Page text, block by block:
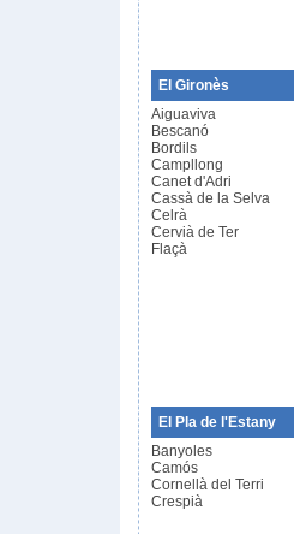
El Gironès
Aiguaviva
Bescanó
Bordils
Campllong
Canet d'Adri
Cassà de la Selva
Celrà
Cervià de Ter
Flaçà
El Pla de l'Estany
Banyoles
Camós
Cornellà del Terri
Crespià